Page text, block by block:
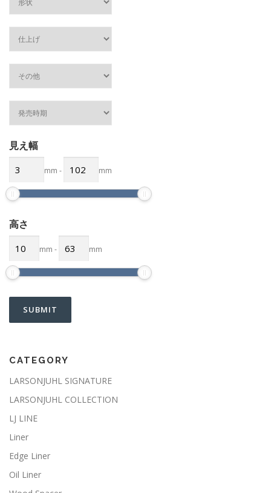
見え幅
mm - mm
高さ
mm - mm
CATEGORY
LARSONJUHL SIGNATURE
LARSONJUHL COLLECTION
LJ LINE
Liner
Edge Liner
Oil Liner